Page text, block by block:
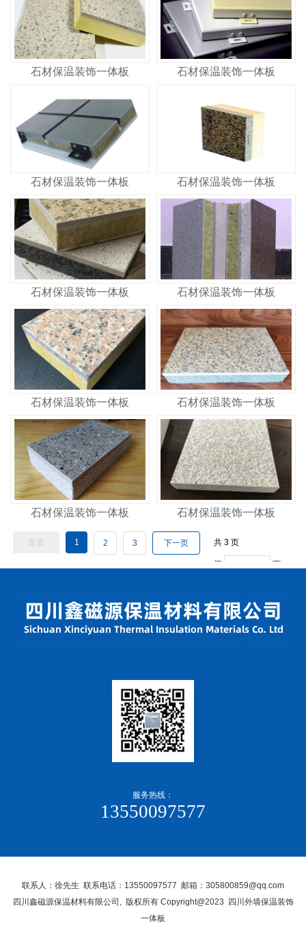
石材保温装饰一体板 石材保温装饰一体板
石材保温装饰一体板 石材保温装饰一体板
石材保温装饰一体板 石材保温装饰一体板
石材保温装饰一体板 石材保温装饰一体板
石材保温装饰一体板 石材保温装饰一体板
首页 1 2 3 下一页 共 3 页
第 页
服务热线：
13550097577
联系人：徐先生 联系电话：13550097577 邮箱：305800859@qq.com
四川鑫磁源保温材料有限公司, 版权所有 Copyright@2023 四川外墙保温装饰
一体板